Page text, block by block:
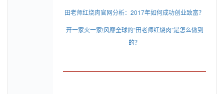
田老师红烧肉官网分析：2017年如何成功创业致富？
开一家火一家!风靡全球的“田老师红烧肉”是怎么做到
的？